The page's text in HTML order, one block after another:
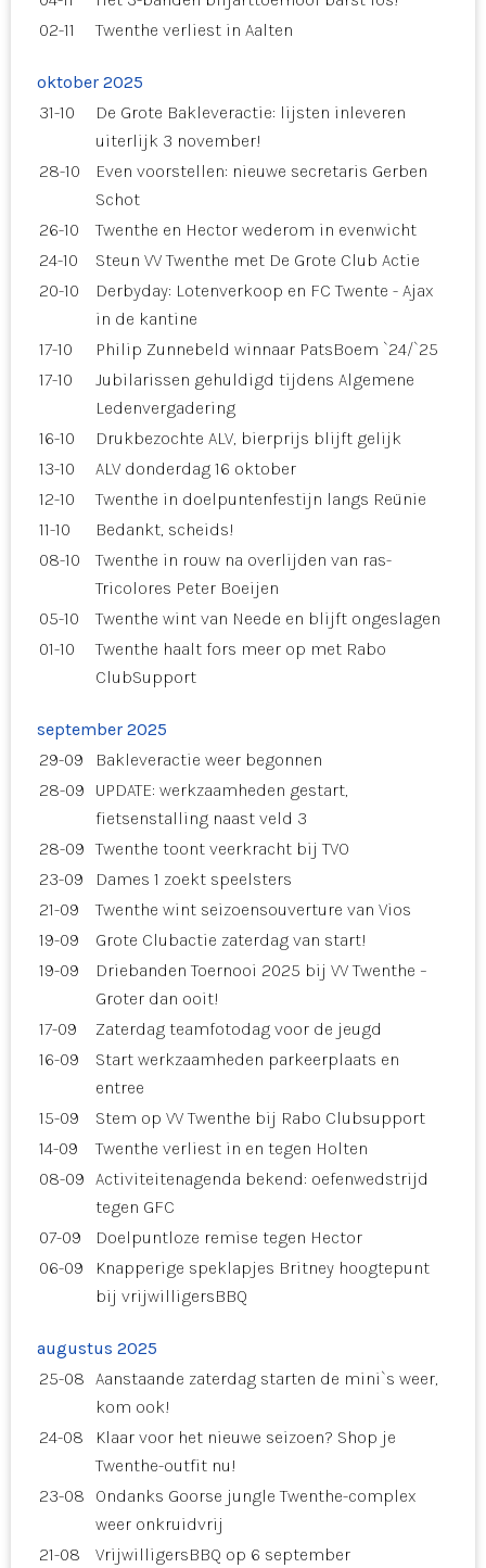
02-11
Twenthe verliest in Aalten
oktober 2025
31-10
De Grote Bakleveractie: lijsten inleveren
uiterlijk 3 november!
28-10
Even voorstellen: nieuwe secretaris Gerben
Schot
26-10
Twenthe en Hector wederom in evenwicht
24-10
Steun VV Twenthe met De Grote Club Actie
20-10
Derbyday: Lotenverkoop en FC Twente - Ajax
in de kantine
17-10
Philip Zunnebeld winnaar PatsBoem `24/`25
17-10
Jubilarissen gehuldigd tijdens Algemene
Ledenvergadering
16-10
Drukbezochte ALV, bierprijs blijft gelijk
13-10
ALV donderdag 16 oktober
12-10
Twenthe in doelpuntenfestijn langs Reünie
11-10
Bedankt, scheids!
08-10
Twenthe in rouw na overlijden van ras-
Tricolores Peter Boeijen
05-10
Twenthe wint van Neede en blijft ongeslagen
01-10
Twenthe haalt fors meer op met Rabo
ClubSupport
september 2025
29-09
Bakleveractie weer begonnen
28-09
UPDATE: werkzaamheden gestart,
fietsenstalling naast veld 3
28-09 Twenthe toont veerkracht bij TVO
23-09
Dames 1 zoekt speelsters
21-09
Twenthe wint seizoensouverture van Vios
19-09
Grote Clubactie zaterdag van start!
19-09
Driebanden Toernooi 2025 bij VV Twenthe –
Groter dan ooit!
17-09
Zaterdag teamfotodag voor de jeugd
16-09
Start werkzaamheden parkeerplaats en
entree
15-09
Stem op VV Twenthe bij Rabo Clubsupport
14-09
Twenthe verliest in en tegen Holten
08-09 Activiteitenagenda bekend: oefenwedstrijd
tegen GFC
07-09
Doelpuntloze remise tegen Hector
06-09
Knapperige speklapjes Britney hoogtepunt
bij vrijwilligersBBQ
augustus 2025
25-08 Aanstaande zaterdag starten de mini`s weer,
kom ook!
24-08
Klaar voor het nieuwe seizoen? Shop je
Twenthe-outfit nu!
23-08
Ondanks Goorse jungle Twenthe-complex
weer onkruidvrij
21-08
VrijwilligersBBQ op 6 september